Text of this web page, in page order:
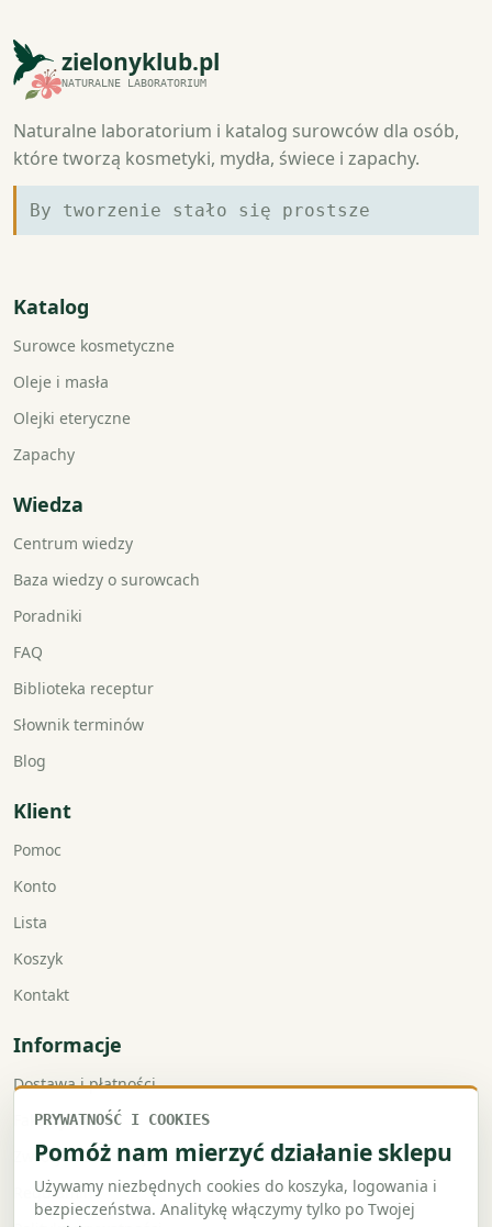
zielonyklub.pl
NATURALNE LABORATORIUM
Naturalne laboratorium i katalog surowców dla osób,
które tworzą kosmetyki, mydła, świece i zapachy.
By tworzenie stało się prostsze
Katalog
Surowce kosmetyczne
Oleje i masła
Olejki eteryczne
Zapachy
Wiedza
Centrum wiedzy
Baza wiedzy o surowcach
Poradniki
FAQ
Biblioteka receptur
Słownik terminów
Blog
Klient
Pomoc
Konto
Lista
Koszyk
Kontakt
Informacje
Dostawa i płatności
Faktury VAT
Zwroty i reklamacje
Regulamin
PRYWATNOŚĆ I COOKIES
Pomóż nam mierzyć działanie sklepu
Używamy niezbędnych cookies do koszyka, logowania i
bezpieczeństwa. Analitykę włączymy tylko po Twojej